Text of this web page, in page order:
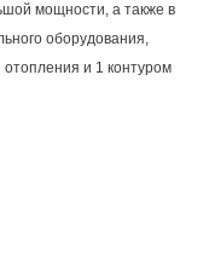
мощности, а также в
оборудования,
и 1 контуром